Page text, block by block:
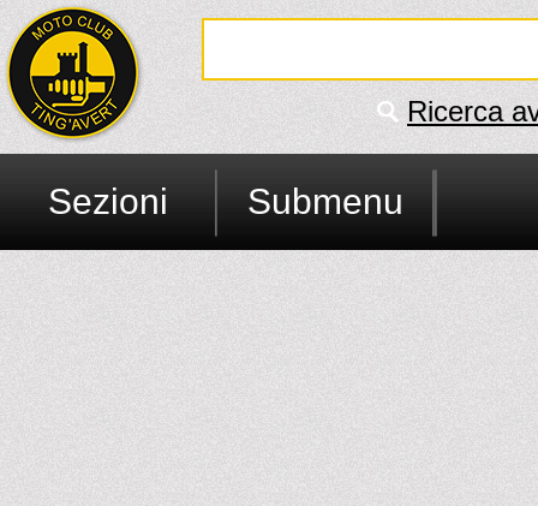
Ricerca
Sezioni Submenu